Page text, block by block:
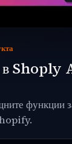
в Shoply
функции